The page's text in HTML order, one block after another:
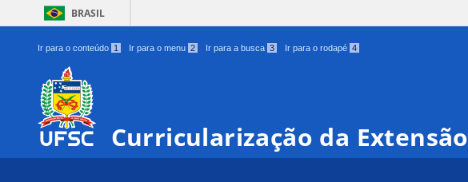
BRASIL
Ir para o conteúdo 1 Ir para o menu 2 Ir para a busca 3 Ir para o rodapé 4
Curricularização da Extensão